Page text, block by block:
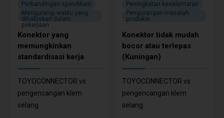
Perbandingan spesifikasi
Mengurangi waktu yang
dihabiskan dalam
pekerjaan
Konektor yang
memungkinkan
standardisasi kerja
TOYOCONNECTOR vs
pengencangan klem
selang
Peningkatan keselamatan
Pengurangan masalah
produksi
Konektor tidak mudah
bocor atau terlepas
(Kuningan)
TOYOCONNECTOR vs
pengencangan klem
selang